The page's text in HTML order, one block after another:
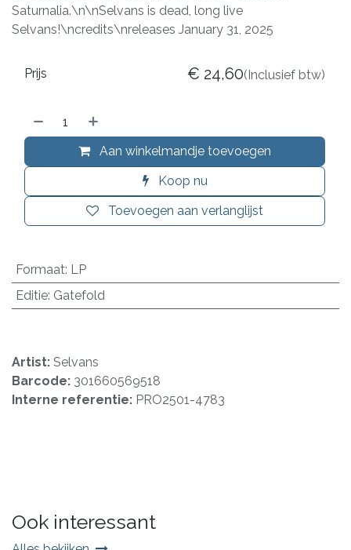
Saturnalia.\n\nSelvans is dead, long live
Selvans!\ncredits\nreleases January 31, 2025
Aan winkelmandje toevoegen
Koop nu
Toevoegen aan verlanglijst
Prijs € 24,60(Inclusief btw)
Formaat: LP
Editie: Gatefold
Artist: Selvans
Barcode: 301660569518
Interne referentie: PRO2501-4783
Ook interessant